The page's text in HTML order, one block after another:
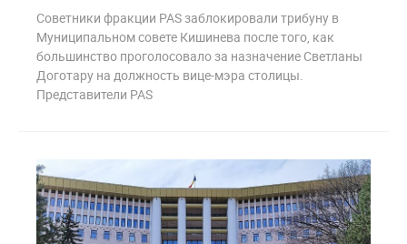
Советники фракции PAS заблокировали трибуну в
Муниципальном совете Кишинева после того, как
большинство проголосовало за назначение Светланы
Доготару на должность вице-мэра столицы.
Представители PAS